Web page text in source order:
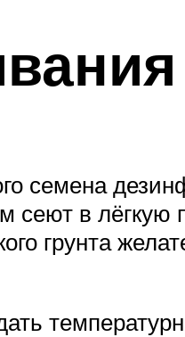
семена
сеют в
грунта